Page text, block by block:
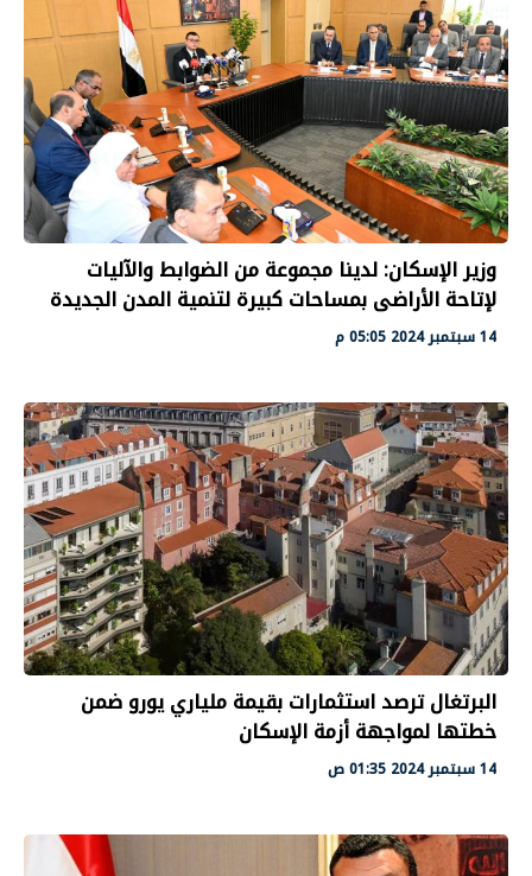
وزير الإسكان: لدينا مجموعة من الضوابط والآليات
لإتاحة الأراضى بمساحات كبيرة لتنمية المدن الجديدة
14 سبتمبر 2024 05:05 م
البرتغال ترصد استثمارات بقيمة ملياري يورو ضمن
خطتها لمواجهة أزمة الإسكان
14 سبتمبر 2024 01:35 ص